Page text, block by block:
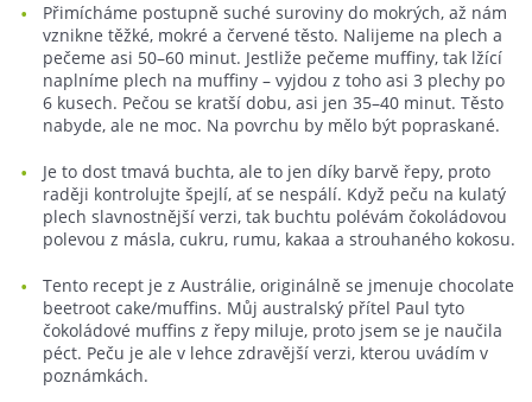
Přimícháme postupně suché suroviny do mokrých, až nám
vznikne těžké, mokré a červené těsto. Nalijeme na plech a
pečeme asi 50–60 minut. Jestliže pečeme muffiny, tak lžící
naplníme plech na muffiny – vyjdou z toho asi 3 plechy po
6 kusech. Pečou se kratší dobu, asi jen 35–40 minut. Těsto
nabyde, ale ne moc. Na povrchu by mělo být popraskané.
Je to dost tmavá buchta, ale to jen díky barvě řepy, proto
raději kontrolujte špejlí, ať se nespálí. Když peču na kulatý
plech slavnostnější verzi, tak buchtu polévám čokoládovou
polevou z másla, cukru, rumu, kakaa a strouhaného kokosu.
Tento recept je z Austrálie, originálně se jmenuje chocolate
beetroot cake/muffins. Můj australský přítel Paul tyto
čokoládové muffins z řepy miluje, proto jsem se je naučila
péct. Peču je ale v lehce zdravější verzi, kterou uvádím v
poznámkách.